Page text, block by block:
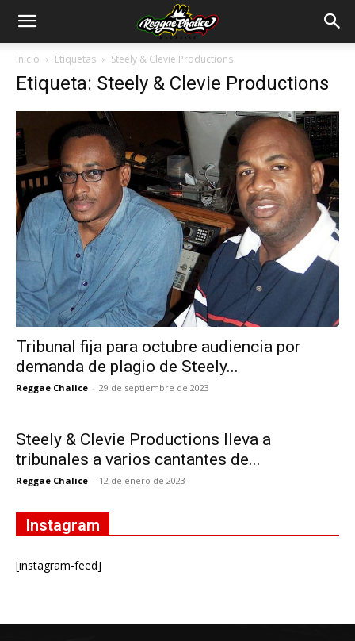
Inicio Etiquetas Steely & Clevie Productions
Etiqueta: Steely & Clevie Productions
Tribunal fija para octubre audiencia por
demanda de plagio de Steely...
Reggae Chalice - 29 de septiembre de 2023
Steely & Clevie Productions lleva a
tribunales a varios cantantes de...
Reggae Chalice - 12 de enero de 2023
Instagram
[instagram-feed]